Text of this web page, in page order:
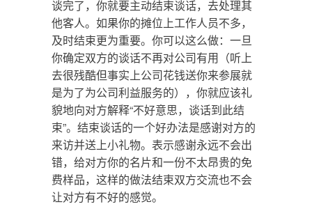
谈完了，你就要主动结束谈话，去处理其
他客人。如果你的摊位上工作人员不多，
及时结束更为重要。你可以这么做：一旦
你确定双方的谈话不再对公司有用（听上
去很残酷但事实上公司花钱送你来参展就
是为了为公司利益服务的），你就应该礼
貌地向对方解释“不好意思，谈话到此结
束”。结束谈话的一个好办法是感谢对方的
来访并送上小礼物。表示感谢永远不会出
错，给对方你的名片和一份不太昂贵的免
费样品，这样的做法结束双方交流也不会
让对方有不好的感觉。